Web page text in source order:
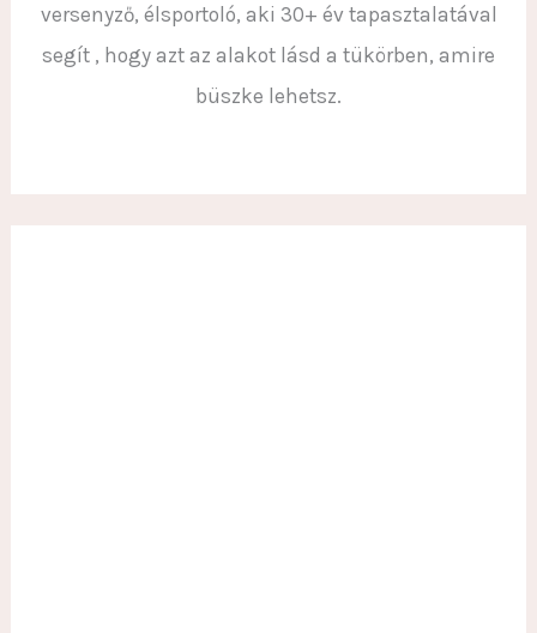
versenyző, élsportoló, aki 30+ év tapasztalatával
segít , hogy azt az alakot lásd a tükörben, amire
büszke lehetsz.